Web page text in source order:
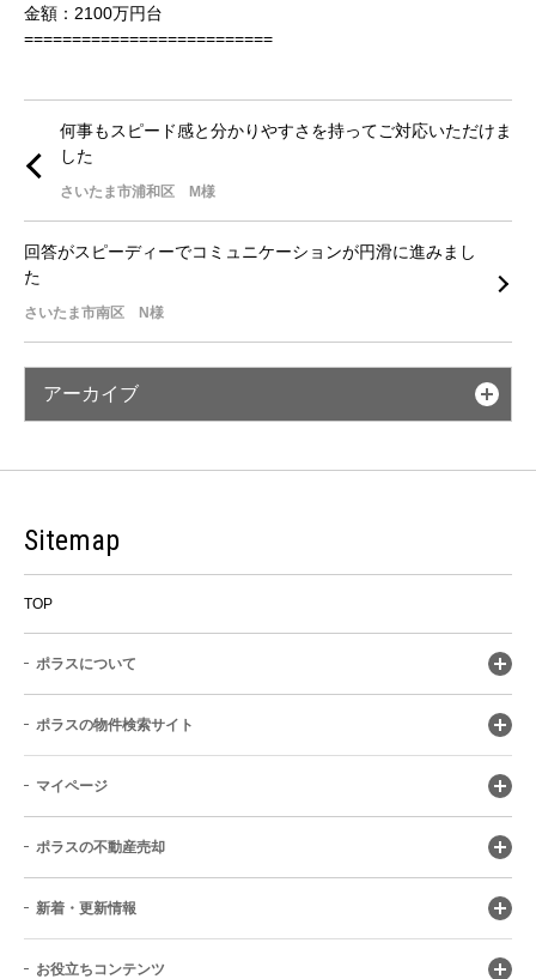
金額：2100万円台
==========================
何事もスピード感と分かりやすさを持ってご対応いただけま
した
さいたま市浦和区 M様
回答がスピーディーでコミュニケーションが円滑に進みまし
た
さいたま市南区 N様
アーカイブ
Sitemap
TOP
ポラスについて
ポラスの物件検索サイト
マイページ
ポラスの不動産売却
新着・更新情報
お役立ちコンテンツ